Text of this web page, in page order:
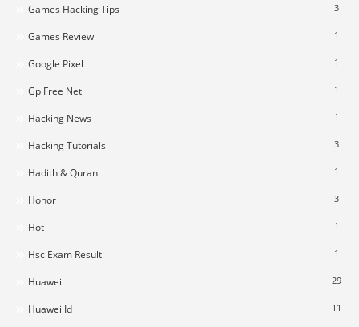
Games Hacking Tips 3
Games Review 1
Google Pixel 1
Gp Free Net 1
Hacking News 1
Hacking Tutorials 3
Hadith & Quran 1
Honor 3
Hot 1
Hsc Exam Result 1
Huawei 29
Huawei Id 11